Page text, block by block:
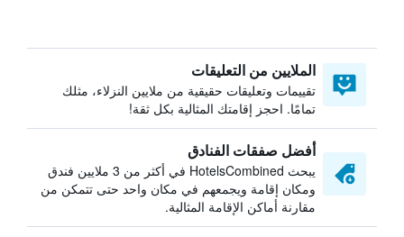
الملايين من التعليقات
تقييمات وتعليقات حقيقية من ملايين النزلاء، مثلك
تمامًا. احجز إقامتك المثالية بكل ثقة!
أفضل صفقات الفنادق
يبحث HotelsCombined في أكثر من 3 ملايين فندق
ومكان إقامة ويجمعهم في مكان واحد حتى تتمكن من
مقارنة أماكن الإقامة المثالية.